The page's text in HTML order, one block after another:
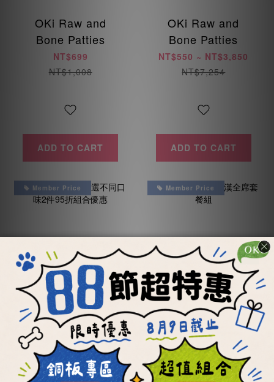
OKi Raw and
Bone Patties
NT$699
NT$1,008
ADD TO CART
OKi Raw and
Bone Patties
NT$550 ~ NT$3,850
NT$7,254
ADD TO CART
Member Price
【OKi肉骨餅】任選
不同口味2件95折組
Member Price
【OKi肉骨餅】滿漢
全席套餐組